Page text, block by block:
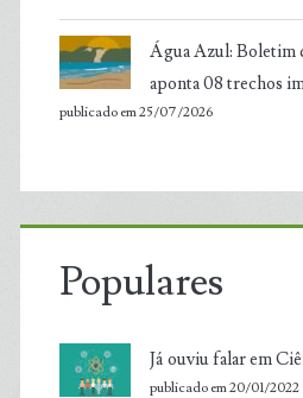
Água Azul: Boletim
aponta 08 trechos
publicado em 25/07/2026
Populares
Já ouviu falar em
publicado em 20/01/2022